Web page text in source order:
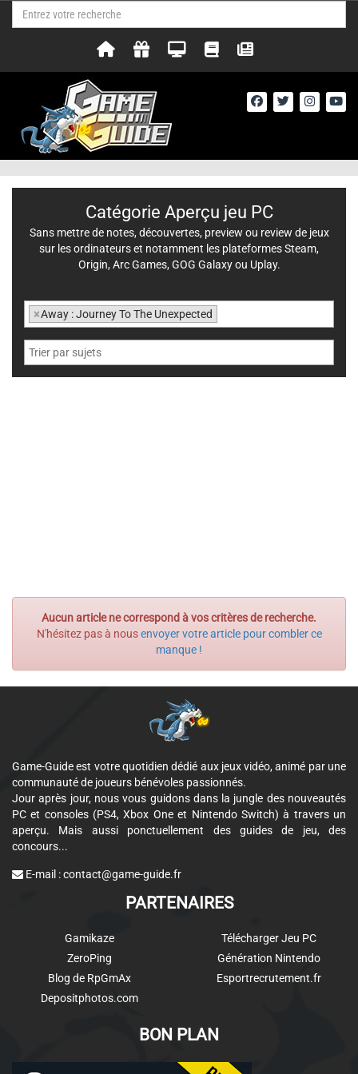
Aucun article ne correspond à vos critères de recherche.
N'hésitez pas à nousenvoyer votre article pour combler ce
manque !
Catégorie Aperçu jeu PC
Sans mettre de notes, découvertes, preview ou review de jeux
sur les ordinateurs et notamment les plateformes Steam,
Origin, Arc Games, GOG Galaxy ou Uplay.
×Away : Journey To The Unexpected
Game-Guide est votre quotidien dédié aux jeux vidéo, animé par une
communauté de joueurs bénévoles passionnés.
Jour après jour, nous vous guidons dans la jungle des nouveautés
PC et consoles (PS4, Xbox One et Nintendo Switch) à travers un
aperçu. Mais aussi ponctuellement des guides de jeu, des
concours...
E-mail :contact@game-guide.fr
PARTENAIRES
Gamikaze
ZeroPing
Blog de RpGmAx
Depositphotos.com
Télécharger Jeu PC
Génération Nintendo
Esportrecrutement.fr
BON PLAN